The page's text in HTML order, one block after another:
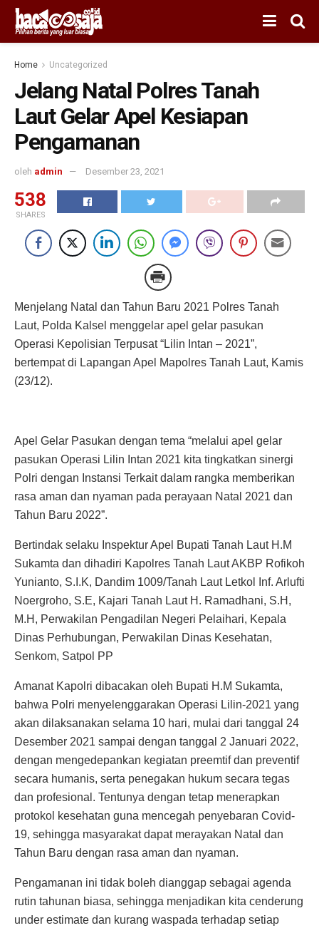
Home Uncategorized
Jelang Natal Polres Tanah
Laut Gelar Apel Kesiapan
Pengamanan
oleh admin Desember 23, 2021
538
SHARES
Menjelang Natal dan Tahun Baru 2021 Polres Tanah
Laut, Polda Kalsel menggelar apel gelar pasukan
Operasi Kepolisian Terpusat “Lilin Intan – 2021”,
bertempat di Lapangan Apel Mapolres Tanah Laut, Kamis
(23/12).
Apel Gelar Pasukan dengan tema “melalui apel gelar
pasukan Operasi Lilin Intan 2021 kita tingkatkan sinergi
Polri dengan Instansi Terkait dalam rangka memberikan
rasa aman dan nyaman pada perayaan Natal 2021 dan
Tahun Baru 2022”.
Bertindak selaku Inspektur Apel Bupati Tanah Laut H.M
Sukamta dan dihadiri Kapolres Tanah Laut AKBP Rofikoh
Yunianto, S.I.K, Dandim 1009/Tanah Laut Letkol Inf. Arlufti
Noergroho, S.E, Kajari Tanah Laut H. Ramadhani, S.H,
M.H, Perwakilan Pengadilan Negeri Pelaihari, Kepala
Dinas Perhubungan, Perwakilan Dinas Kesehatan,
Senkom, Satpol PP
Amanat Kapolri dibacakan oleh Bupati H.M Sukamta,
bahwa Polri menyelenggarakan Operasi Lilin-2021 yang
akan dilaksanakan selama 10 hari, mulai dari tanggal 24
Desember 2021 sampai dengan tanggal 2 Januari 2022,
dengan mengedepankan kegiatan preemtif dan preventif
secara humanis, serta penegakan hukum secara tegas
dan profesional. Tentunya dengan tetap menerapkan
protokol kesehatan guna mencegah penyebaran Covid-
19, sehingga masyarakat dapat merayakan Natal dan
Tahun Baru dengan rasa aman dan nyaman.
Pengamanan ini tidak boleh dianggap sebagai agenda
rutin tahunan biasa, sehingga menjadikan kita cenderung
under estimate dan kurang waspada terhadap setiap